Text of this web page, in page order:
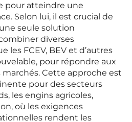
pour atteindre une
Selon lui, il est crucial de
seule solution
diverses
les FCEV, BEV et d’autres
pour répondre aux
Cette approche est
pour des secteurs
les engins agricoles,
où les exigences
rendent les